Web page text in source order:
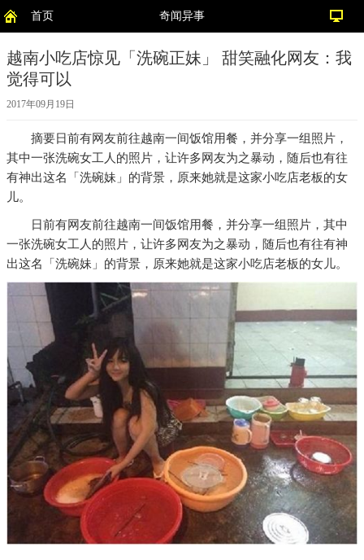
首页 奇闻异事
越南小吃店惊见「洗碗正妹」 甜笑融化网友：我
觉得可以
2017年09月19日
摘要日前有网友前往越南一间饭馆用餐，并分享一组照片，
其中一张洗碗女工人的照片，让许多网友为之暴动，随后也有往
有神出这名「洗碗妹」的背景，原来她就是这家小吃店老板的女
儿。
日前有网友前往越南一间饭馆用餐，并分享一组照片，其中
一张洗碗女工人的照片，让许多网友为之暴动，随后也有往有神
出这名「洗碗妹」的背景，原来她就是这家小吃店老板的女儿。